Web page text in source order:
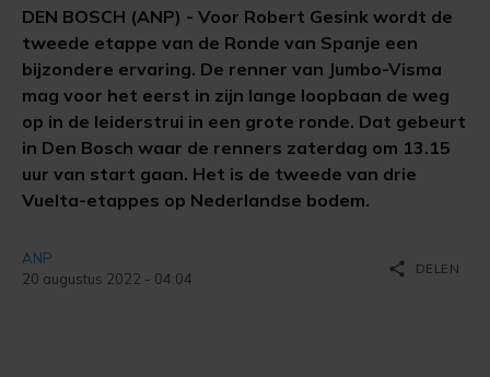
DEN BOSCH (ANP) - Voor Robert Gesink wordt de
tweede etappe van de Ronde van Spanje een
bijzondere ervaring. De renner van Jumbo-Visma
mag voor het eerst in zijn lange loopbaan de weg
op in de leiderstrui in een grote ronde. Dat gebeurt
in Den Bosch waar de renners zaterdag om 13.15
uur van start gaan. Het is de tweede van drie
Vuelta-etappes op Nederlandse bodem.
ANP
20 augustus 2022 - 04:04
share DELEN